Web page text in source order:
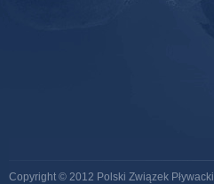
Copyright © 2012 Polski Związek Pływacki